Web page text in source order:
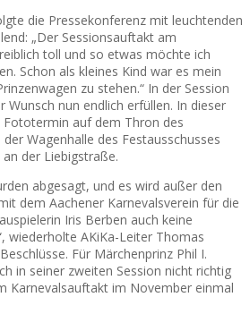
die Pressekonferenz mit leuchtenden
„Der Sessionsauftakt am
toll und so etwas möchte ich
Schon als kleines Kind war es mein
zu stehen.“ In der Session
Wunsch nun endlich erfüllen. In dieser
Fototermin auf dem Thron des
Wagenhalle des Festausschusses
der Liebigstraße.
abgesagt, und es wird außer den
dem Aachener Karnevalsverein für die
Iris Berben auch keine
wiederholte AKiKa-Leiter Thomas
Für Märchenprinz Phil I.
in seiner zweiten Session nicht richtig
Karnevalsauftakt im November einmal